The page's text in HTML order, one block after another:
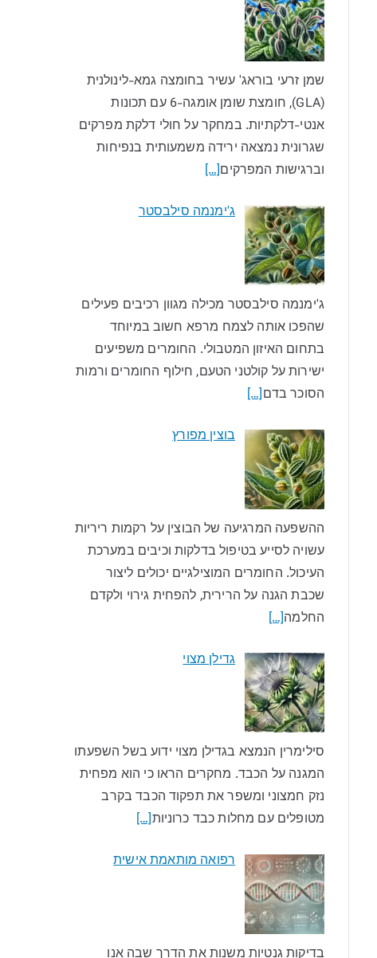
שמן זרעי בוראג' עשיר בחומצה גמא-לינולנית
(GLA), חומצת שומן אומגה-6 עם תכונות
אנטי-דלקתיות. במחקר על חולי דלקת מפרקים
שגרונית נמצאה ירידה משמעותית בנפיחות
וברגישות המפרקים[…]
ג'ימנמה סילבסטר
ג'ימנמה סילבסטר מכילה מגוון רכיבים פעילים
שהפכו אותה לצמח מרפא חשוב במיוחד
בתחום האיזון המטבולי. החומרים משפיעים
ישירות על קולטני הטעם, חילוף החומרים ורמות
הסוכר בדם[…]
בוצין מפורץ
ההשפעה המרגיעה של הבוצין על רקמות ריריות
עשויה לסייע בטיפול בדלקות וכיבים במערכת
העיכול. החומרים המוצילגיים יכולים ליצור
שכבת הגנה על הרירית, להפחית גירוי ולקדם
החלמה[…]
גדילן מצוי
סילימרין הנמצא בגדילן מצוי ידוע בשל השפעתו
המגנה על הכבד. מחקרים הראו כי הוא מפחית
נזק חמצוני ומשפר את תפקוד הכבד בקרב
מטופלים עם מחלות כבד כרוניות[…]
רפואה מותאמת אישית